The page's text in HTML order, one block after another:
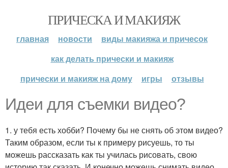
ПРИЧЕСКА И МАКИЯЖ
главная новости
виды макияжа и причесок
как делать прически и макияж
прически и макияж на дому
игры отзывы
Идеи для съемки видео?
1. у тебя есть хобби? Почему бы не снять об этом видео?
Таким образом, если ты к примеру рисуешь, то ты
можешь рассказать как ты училась рисовать, свою